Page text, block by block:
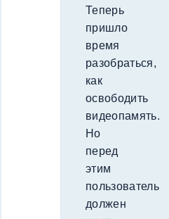
Теперь
пришло
время
разобраться,
как
освободить
видеопамять.
Но
перед
этим
пользователь
должен